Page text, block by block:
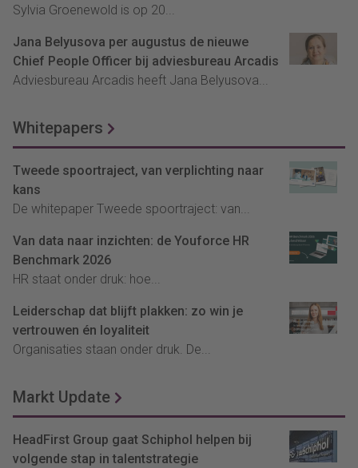
Sylvia Groenewold is op 20...
Jana Belyusova per augustus de nieuwe
Chief People Officer bij adviesbureau Arcadis
Adviesbureau Arcadis heeft Jana Belyusova...
Whitepapers
Tweede spoortraject, van verplichting naar
kans
De whitepaper Tweede spoortraject: van...
Van data naar inzichten: de Youforce HR
Benchmark 2026
HR staat onder druk: hoe...
Leiderschap dat blijft plakken: zo win je
vertrouwen én loyaliteit
Organisaties staan onder druk. De...
Markt Update
HeadFirst Group gaat Schiphol helpen bij
volgende stap in talentstrategie